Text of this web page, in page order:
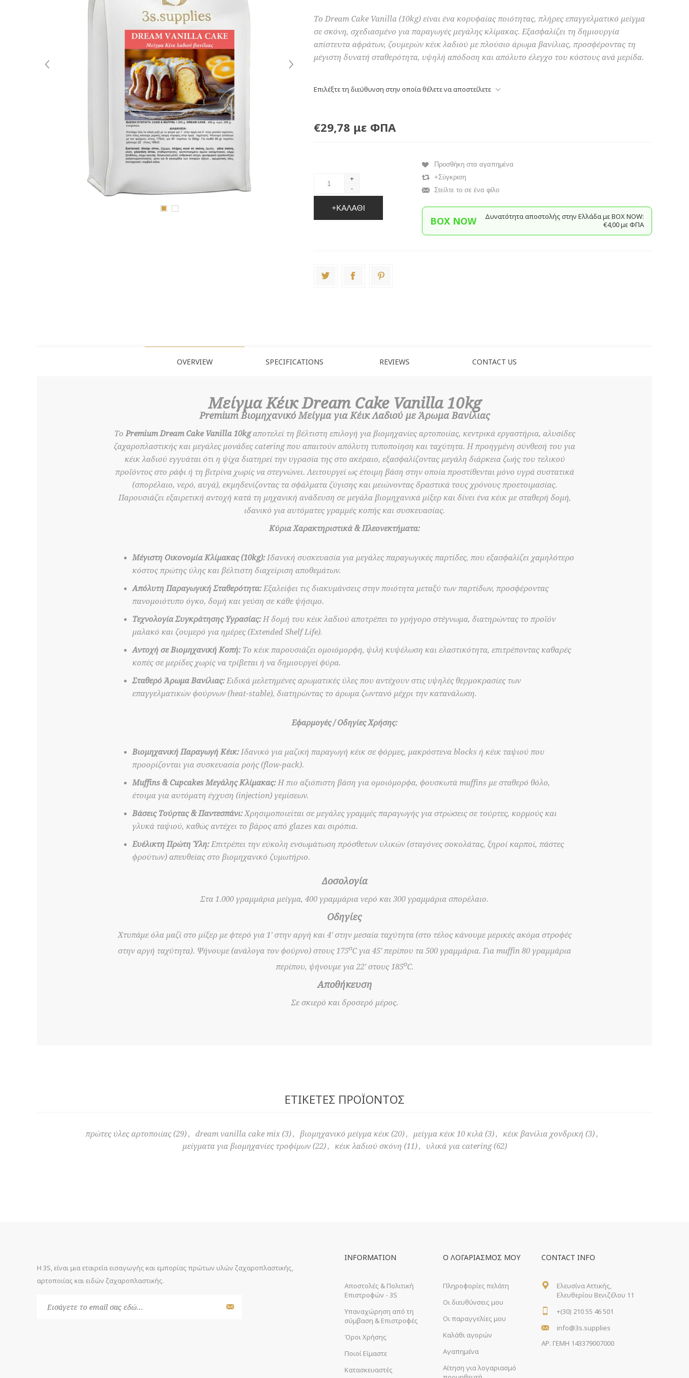
Το Dream Cake Vanilla (10kg) είναι ένα κορυφαίας ποιότητας, πλήρες επαγγελματικό μείγμα
σε σκόνη, σχεδιασμένο για παραγωγές μεγάλης κλίμακας. Εξασφαλίζει τη δημιουργία
απίστευτα αφράτων, ζουμερών κέικ λαδιού με πλούσιο άρωμα βανίλιας, προσφέροντας τη
μέγιστη δυνατή σταθερότητα, υψηλή απόδοση και απόλυτο έλεγχο του κόστους ανά μερίδα.
Επιλέξτε τη διεύθυνση στην οποία θέλετε να αποστείλετε
€29,78 με ΦΠΑ
+
-
+ΚΑΛΆΘΙ
Προσθήκη στα αγαπημένα
+Σύγκριση
Στείλτε το σε ένα φίλο
BOX NOW
Δυνατότητα αποστολής στην Ελλάδα με BΟΧ ΝOW:
€4,00 με ΦΠΑ
OVERVIEW SPECIFICATIONS REVIEWS CONTACT US
Μείγμα Κέικ Dream Cake Vanilla 10kg
Premium Βιομηχανικό Μείγμα για Κέικ Λαδιού με Άρωμα Βανίλιας
ΤοPremium Dream Cake Vanilla 10kgαποτελεί τη βέλτιστη επιλογή για βιομηχανίες αρτοποιίας, κεντρικά εργαστήρια, αλυσίδες
ζαχαροπλαστικής και μεγάλες μονάδες catering που απαιτούν απόλυτη τυποποίηση και ταχύτητα. Η προηγμένη σύνθεσή του για
κέικ λαδιού εγγυάται ότι η ψίχα διατηρεί την υγρασία της στο ακέραιο, εξασφαλίζοντας μεγάλη διάρκεια ζωής του τελικού
προϊόντος στο ράφι ή τη βιτρίνα χωρίς να στεγνώνει. Λειτουργεί ως έτοιμη βάση στην οποία προστίθενται μόνο υγρά συστατικά
(σπορέλαιο, νερό, αυγά), εκμηδενίζοντας τα σφάλματα ζύγισης και μειώνοντας δραστικά τους χρόνους προετοιμασίας.
Παρουσιάζει εξαιρετική αντοχή κατά τη μηχανική ανάδευση σε μεγάλα βιομηχανικά μίξερ και δίνει ένα κέικ με σταθερή δομή,
ιδανικό για αυτόματες γραμμές κοπής και συσκευασίας.
Κύρια Χαρακτηριστικά & Πλεονεκτήματα:
Μέγιστη Οικονομία Κλίμακας (10kg):Ιδανική συσκευασία για μεγάλες παραγωγικές παρτίδες, που εξασφαλίζει χαμηλότερο
κόστος πρώτης ύλης και βέλτιστη διαχείριση αποθεμάτων.
Απόλυτη Παραγωγική Σταθερότητα:Εξαλείφει τις διακυμάνσεις στην ποιότητα μεταξύ των παρτίδων, προσφέροντας
πανομοιότυπο όγκο, δομή και γεύση σε κάθε ψήσιμο.
Τεχνολογία Συγκράτησης Υγρασίας:Η δομή του κέικ λαδιού αποτρέπει το γρήγορο στέγνωμα, διατηρώντας το προϊόν
μαλακό και ζουμερό για ημέρες (Extended Shelf Life).
Αντοχή σε Βιομηχανική Κοπή:Το κέικ παρουσιάζει ομοιόμορφη, ψιλή κυψέλωση και ελαστικότητα, επιτρέποντας καθαρές
κοπές σε μερίδες χωρίς να τρίβεται ή να δημιουργεί φύρα.
Σταθερό Άρωμα Βανίλιας:Ειδικά μελετημένες αρωματικές ύλες που αντέχουν στις υψηλές θερμοκρασίες των
επαγγελματικών φούρνων (heat-stable), διατηρώντας το άρωμα ζωντανό μέχρι την κατανάλωση.
Εφαρμογές / Οδηγίες Χρήσης:
Βιομηχανική Παραγωγή Κέικ:Ιδανικό για μαζική παραγωγή κέικ σε φόρμες, μακρόστενα blocks ή κέικ ταψιού που
προορίζονται για συσκευασία ροής (flow-pack).
Muffins & Cupcakes Μεγάλης Κλίμακας:Η πιο αξιόπιστη βάση για ομοιόμορφα, φουσκωτά muffins με σταθερό θόλο,
έτοιμα για αυτόματη έγχυση (injection) γεμίσεων.
Βάσεις Τούρτας & Παντεσπάνι:Χρησιμοποιείται σε μεγάλες γραμμές παραγωγής για στρώσεις σε τούρτες, κορμούς και
γλυκά ταψιού, καθώς αντέχει το βάρος από glazes και σιρόπια.
Ευέλικτη Πρώτη Ύλη:Επιτρέπει την εύκολη ενσωμάτωση πρόσθετων υλικών (σταγόνες σοκολάτας, ξηροί καρποί, πάστες
φρούτων) απευθείας στο βιομηχανικό ζυμωτήριο.
Δοσολογία
Στα 1.000 γραμμάρια μείγμα, 400 γραμμάρια νερό και 300 γραμμάρια σπορέλαιο.
Οδηγίες
Χτυπάμε όλα μαζί στο μίξερ με φτερό για 1' στην αργή και 4' στην μεσαία ταχύτητα (στο τέλος κάνουμε μερικές ακόμα στροφές
στην αργή ταχύτητα). Ψήνουμε (ανάλογα τον φούρνο) στους 175oC για 45' περίπου τα 500 γραμμάρια. Για muffin 80 γραμμάρια
περίπου, ψήνουμε για 22' στους 185oC.
Αποθήκευση
Σε σκιερό και δροσερό μέρος.
ΕΤΙΚΈΤΕΣ ΠΡΟΪΌΝΤΟΣ
πρώτες ύλες αρτοποιίας (29), dream vanilla cake mix (3), βιομηχανικό μείγμα κέικ (20), μείγμα κέικ 10 κιλά (3), κέικ βανίλια χονδρική (3),
μείγματα για βιομηχανίες τροφίμων (22), κέικ λαδιού σκόνη (11), υλικά για catering (62)
Η 3S, είναι μια εταιρεία εισαγωγής και εμπορίας πρώτων υλών ζαχαροπλαστικής,
αρτοποιίας και ειδών ζαχαροπλαστικής.
INFORMATION
Αποστολές & Πολιτική
Επιστροφών - 3S
Υπαναχώρηση από τη
σύμβαση & Επιστροφές
Όροι Χρήσης
Ποιοί Είμαστε
Κατασκευαστές
Ο ΛΟΓΑΡΙΑΣΜΌΣ ΜΟΥ
Πληροφορίες πελάτη
Οι διευθύνσεις μου
Οι παραγγελίες μου
Καλάθι αγορών
Αγαπημένα
Αίτηση για λογαριασμό
CONTACT INFO
Ελευσίνα Αττικής,
Ελευθερίου Βενιζέλου 11
+(30) 210 55 46 501
info@3s.supplies
ΑΡ. ΓΕΜΗ 143379007000